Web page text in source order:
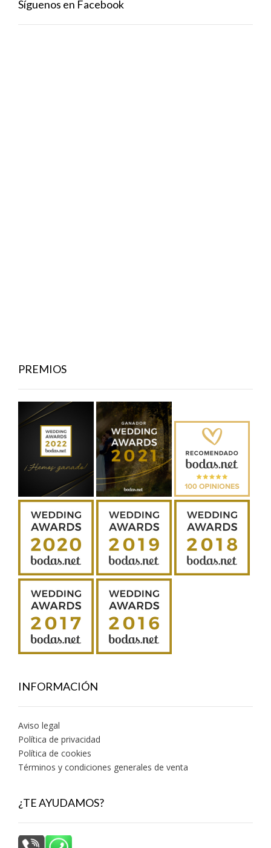
Síguenos en Facebook
PREMIOS
INFORMACIÓN
Aviso legal
Política de privacidad
Política de cookies
Términos y condiciones generales de venta
¿TE AYUDAMOS?